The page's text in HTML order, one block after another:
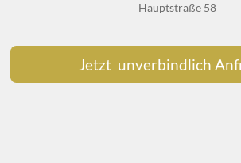
Hauptstraße 58
Jetzt unverbindlich